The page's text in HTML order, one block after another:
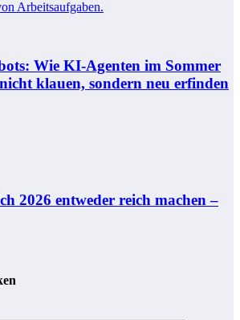
Wie KI-Agenten im Sommer
klauen, sondern neu erfinden
2026 entweder reich machen –